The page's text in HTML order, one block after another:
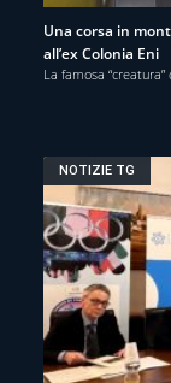
Una corsa in
all’ex Colonia Eni
La famosa
NOTIZIE TG